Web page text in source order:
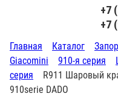
у
+7
+7
Главная Каталог
Giacomini
910-я серия
серия
R911 Шаровый
910serie DADO